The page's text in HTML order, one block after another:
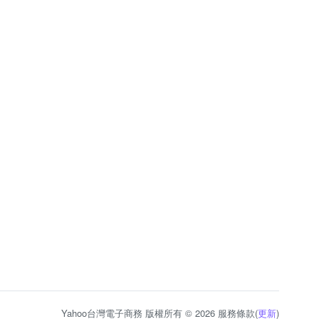
Yahoo台灣電子商務 版權所有 © 2026 服務條款(更新)